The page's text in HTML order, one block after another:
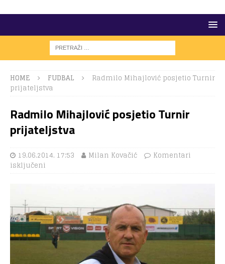
HOME FUDBAL
Radmilo Mihajlović posjetio Turnir
prijateljstva
Radmilo Mihajlović posjetio Turnir
prijateljstva
19.06.2014. 17:53 Milan Kovačić
Komentari
isključeni